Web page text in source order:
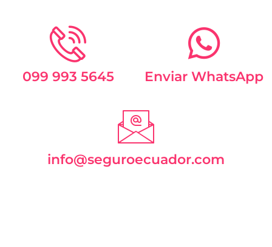
099 993 5645 Enviar WhatsApp
info@seguroecuador.com